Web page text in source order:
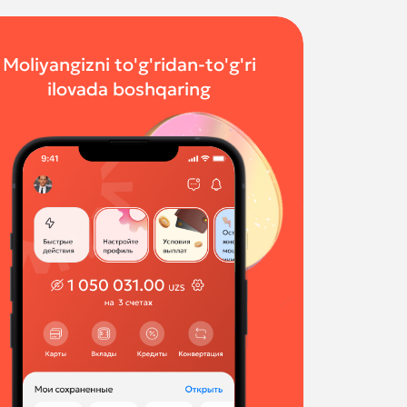
Moliyangizni to'g'ridan-to'g'ri
ilovada boshqaring